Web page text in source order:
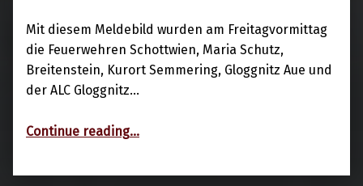
Mit diesem Meldebild wurden am Freitagvormittag
die Feuerwehren Schottwien, Maria Schutz,
Breitenstein, Kurort Semmering, Gloggnitz Aue und
der ALC Gloggnitz…
Continue reading…